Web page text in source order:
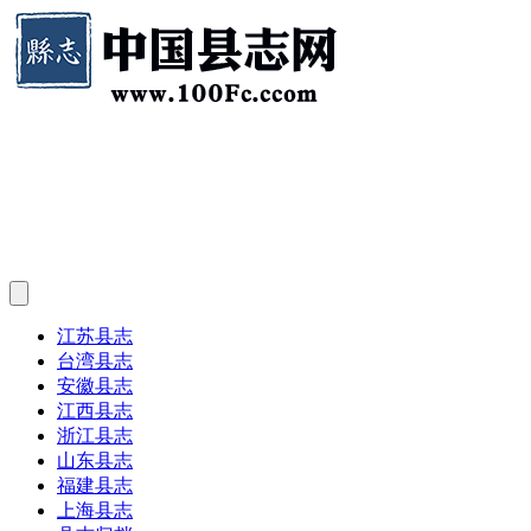
江苏县志
台湾县志
安徽县志
江西县志
浙江县志
山东县志
福建县志
上海县志